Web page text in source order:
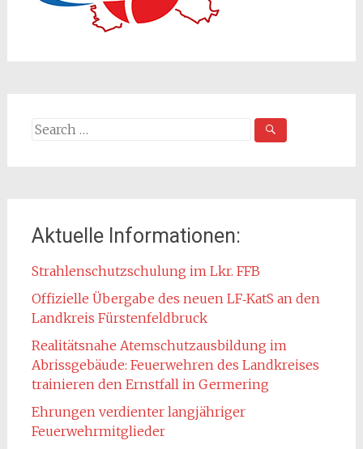
Search
Aktuelle Informationen:
Strahlenschutzschulung im Lkr. FFB
Offizielle Übergabe des neuen LF‑KatS an den
Landkreis Fürstenfeldbruck
Realitätsnahe Atemschutzausbildung im
Abrissgebäude: Feuerwehren des Landkreises
trainieren den Ernstfall in Germering
Ehrungen verdienter langjähriger
Feuerwehrmitglieder